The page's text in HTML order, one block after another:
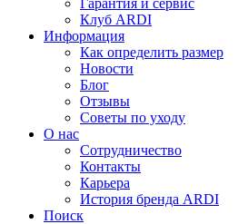
Гарантия и сервис
Клуб ARDI
Информация
Как определить размер
Новости
Блог
Отзывы
Советы по уходу
О нас
Сотрудничество
Контакты
Карьера
История бренда ARDI
Поиск